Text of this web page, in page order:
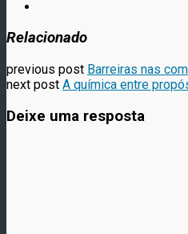
Relacionado
previous post Barreiras nas
next post A química entre
Deixe uma resposta